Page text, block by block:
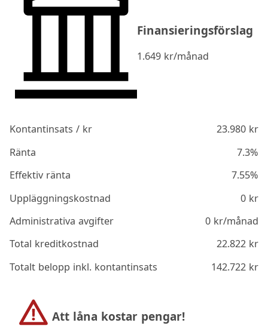
Finansieringsförslag
1.649 kr/månad
Kontantinsats / kr 23.980kr
Ränta
7.3%
Effektiv ränta
7.55%
Uppläggningskostnad
0kr
Administrativa avgifter
0kr/månad
Total kreditkostnad
22.822kr
Totalt belopp inkl. kontantinsats
142.722kr
Att låna kostar pengar!